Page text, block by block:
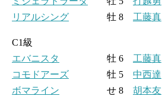
リアルシング 牡 8 工藤真
C1級
エバニスタ
牡 6 工藤真
コモドアーズ 牡 5 中西達
ボマライン せ 8 胡本友